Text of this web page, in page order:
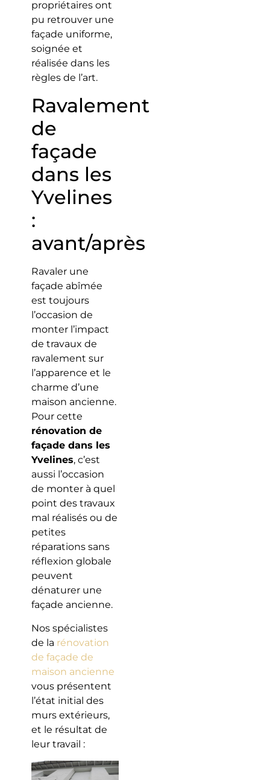
propriétaires ont
pu retrouver une
façade uniforme,
soignée et
réalisée dans les
règles de l’art.
Ravalement
de
façade
dans les
Yvelines
:
avant/après
Ravaler une
façade abîmée
est toujours
l’occasion de
monter l’impact
de travaux de
ravalement sur
l’apparence et le
charme d’une
maison ancienne.
Pour cette
rénovation de
façade dans les
Yvelines, c’est
aussi l’occasion
de monter à quel
point des travaux
mal réalisés ou de
petites
réparations sans
réflexion globale
peuvent
dénaturer une
façade ancienne.
Nos spécialistes
de la rénovation
de façade de
maison ancienne
vous présentent
l’état initial des
murs extérieurs,
et le résultat de
leur travail :